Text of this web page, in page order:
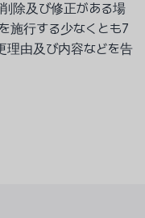
除及び修正がある場
施行する少なくとも7
理由及び内容などを告